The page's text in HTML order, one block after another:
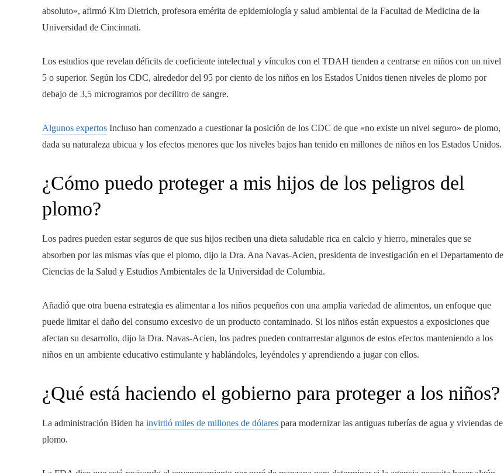
absoluto», afirmó Kim Dietrich, profesora emérita de epidemiología y salud ambiental de la Facultad de Medicina de la
Universidad de Cincinnati.
Los estudios que revelan déficits de coeficiente intelectual y vínculos con el TDAH tienden a centrarse en niños con un nivel
5 o superior. Según los CDC, alrededor del 95 por ciento de los niños en los Estados Unidos tienen niveles de plomo por
debajo de 3,5 microgramos por decilitro de sangre.
Algunos expertos Incluso han comenzado a cuestionar la posición de los CDC de que «no existe un nivel seguro» de plomo,
dada su naturaleza ubicua y los efectos menores que los niveles bajos han tenido en millones de niños en los Estados Unidos.
¿Cómo puedo proteger a mis hijos de los peligros del
plomo?
Los padres pueden estar seguros de que sus hijos reciben una dieta saludable rica en calcio y hierro, minerales que se
absorben por las mismas vías que el plomo, dijo la Dra. Ana Navas-Acien, presidenta de investigación en el Departamento de
Ciencias de la Salud y Estudios Ambientales de la Universidad de Columbia.
Añadió que otra buena estrategia es alimentar a los niños pequeños con una amplia variedad de alimentos, un enfoque que
puede limitar el daño del consumo excesivo de un producto contaminado. Si los niños están expuestos a exposiciones que
afectan su desarrollo, dijo la Dra. Navas-Acien, los padres pueden contrarrestar algunos de estos efectos manteniendo a los
niños en un ambiente educativo estimulante y hablándoles, leyéndoles y aprendiendo a jugar con ellos.
¿Qué está haciendo el gobierno para proteger a los niños?
La administración Biden ha invirtió miles de millones de dólares para modernizar las antiguas tuberías de agua y viviendas de
plomo.